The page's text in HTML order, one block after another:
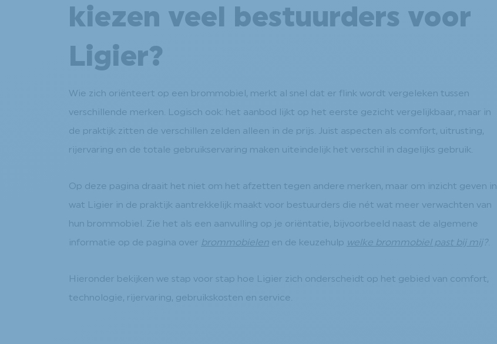
kiezen veel bestuurders voor
Ligier?
Wie zich oriënteert op een brommobiel, merkt al snel dat er flink wordt vergeleken tussen
verschillende merken. Logisch ook: het aanbod lijkt op het eerste gezicht vergelijkbaar, maar in
de praktijk zitten de verschillen zelden alleen in de prijs. Juist aspecten als comfort, uitrusting,
rijervaring en de totale gebruikservaring maken uiteindelijk het verschil in dagelijks gebruik.
Op deze pagina draait het niet om het afzetten tegen andere merken, maar om inzicht geven in
wat Ligier in de praktijk aantrekkelijk maakt voor bestuurders die nét wat meer verwachten van
hun brommobiel. Zie het als een aanvulling op je oriëntatie, bijvoorbeeld naast de algemene
informatie op de pagina over brommobielen en de keuzehulp welke brommobiel past bij mij ?.
Hieronder bekijken we stap voor stap hoe Ligier zich onderscheidt op het gebied van comfort,
technologie, rijervaring, gebruikskosten en service.